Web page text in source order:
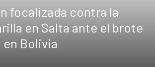
focalizada contra la
en Salta ante el brote
Bolivia